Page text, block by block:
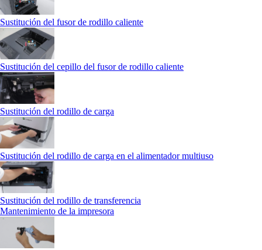
Sustitución del fusor de rodillo caliente
Sustitución del cepillo del fusor de rodillo caliente
Sustitución del rodillo de carga
Sustitución del rodillo de carga en el alimentador multiuso
Sustitución del rodillo de transferencia
Mantenimiento de la impresora